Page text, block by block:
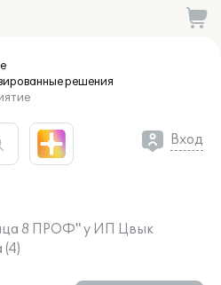
решения
Вход
8 ПРОФ" у ИП Цвык
(4)